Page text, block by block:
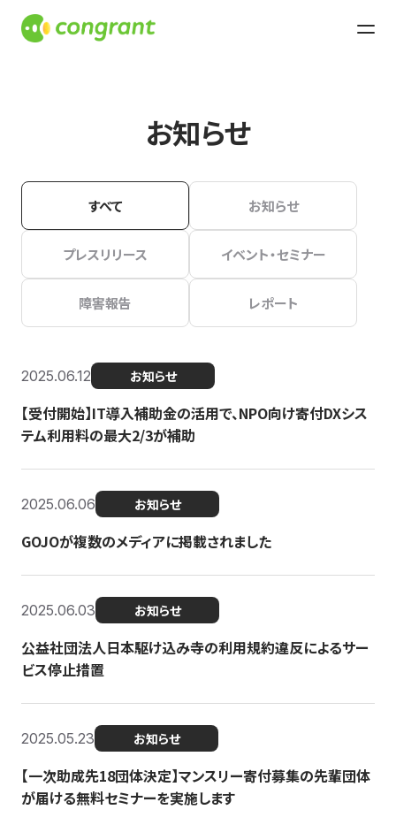
お知らせ
すべて お知らせ
プレスリリース イベント・セミナー
障害報告 レポート
2025.06.12 お知らせ
【受付開始】IT導入補助金の活用で、NPO向け寄付DXシス
テム利用料の最大2/3が補助
2025.06.06 お知らせ
GOJOが複数のメディアに掲載されました
2025.06.03 お知らせ
公益社団法人日本駆け込み寺の利用規約違反によるサー
ビス停止措置
2025.05.23 お知らせ
【一次助成先18団体決定】マンスリー寄付募集の先輩団体
が届ける無料セミナーを実施します